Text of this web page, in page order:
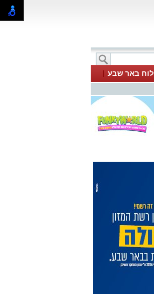
לוח באר שבע